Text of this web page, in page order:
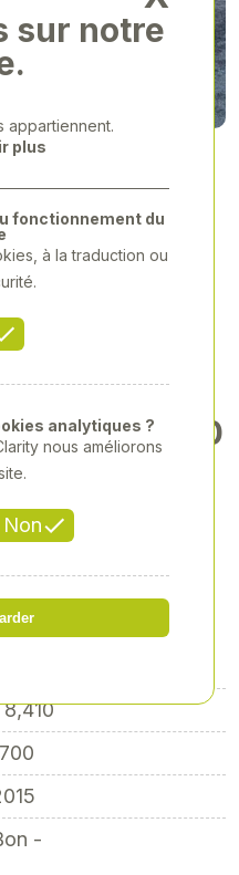
Next
- T8,410 - 20
00065729
€ HT
-
sur notre
appartiennent.
plus
fonctionnement du
à la traduction ou
Non
analytiques ?
nous améliorons